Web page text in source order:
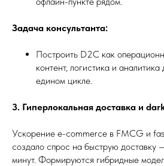
Задача консультанта:
Построить D2C как
контент, логистика и
едином цикле.
3. Гиперлокальная доставка и
Ускорение e-commerce в FMCG и
создало спрос на быструю доставку
минут. Формируются гибридные